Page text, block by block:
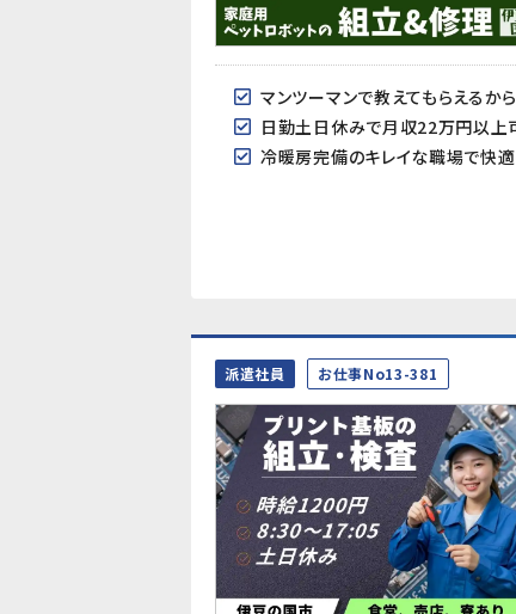
マンツーマンで教えてもらえる
日勤土日休みで月収22万円以上
冷暖房完備のキレイな職場で快
派遣社員 お仕事No13-381